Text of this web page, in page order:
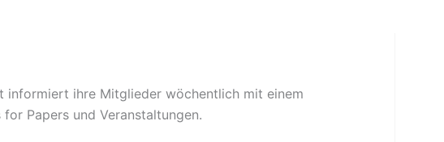
informiert ihre Mitglieder wöchentlich mit einem
Papers und Veranstaltungen.